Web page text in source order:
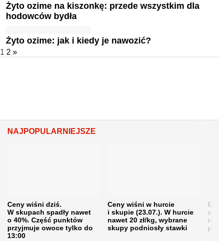
Żyto ozime na kiszonkę: przede wszystkim dla
hodowców bydła
Żyto ozime: jak i kiedy je nawozić?
1 2 »
NAJPOPULARNIEJSZE
Ceny wiśni dziś.
W skupach spadły nawet
o 40%. Część punktów
przyjmuje owoce tylko do
13:00
Ceny wiśni w hurcie
i skupie (23.07.). W hurcie
nawet 20 zł/kg, wybrane
skupy podniosły stawki